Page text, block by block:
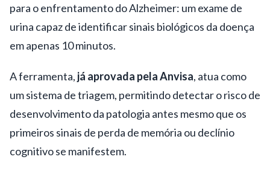
para o enfrentamento do Alzheimer: um exame de
urina capaz de identificar sinais biológicos da doença
em apenas 10 minutos.
A ferramenta, já aprovada pela Anvisa, atua como
um sistema de triagem, permitindo detectar o risco de
desenvolvimento da patologia antes mesmo que os
primeiros sinais de perda de memória ou declínio
cognitivo se manifestem.